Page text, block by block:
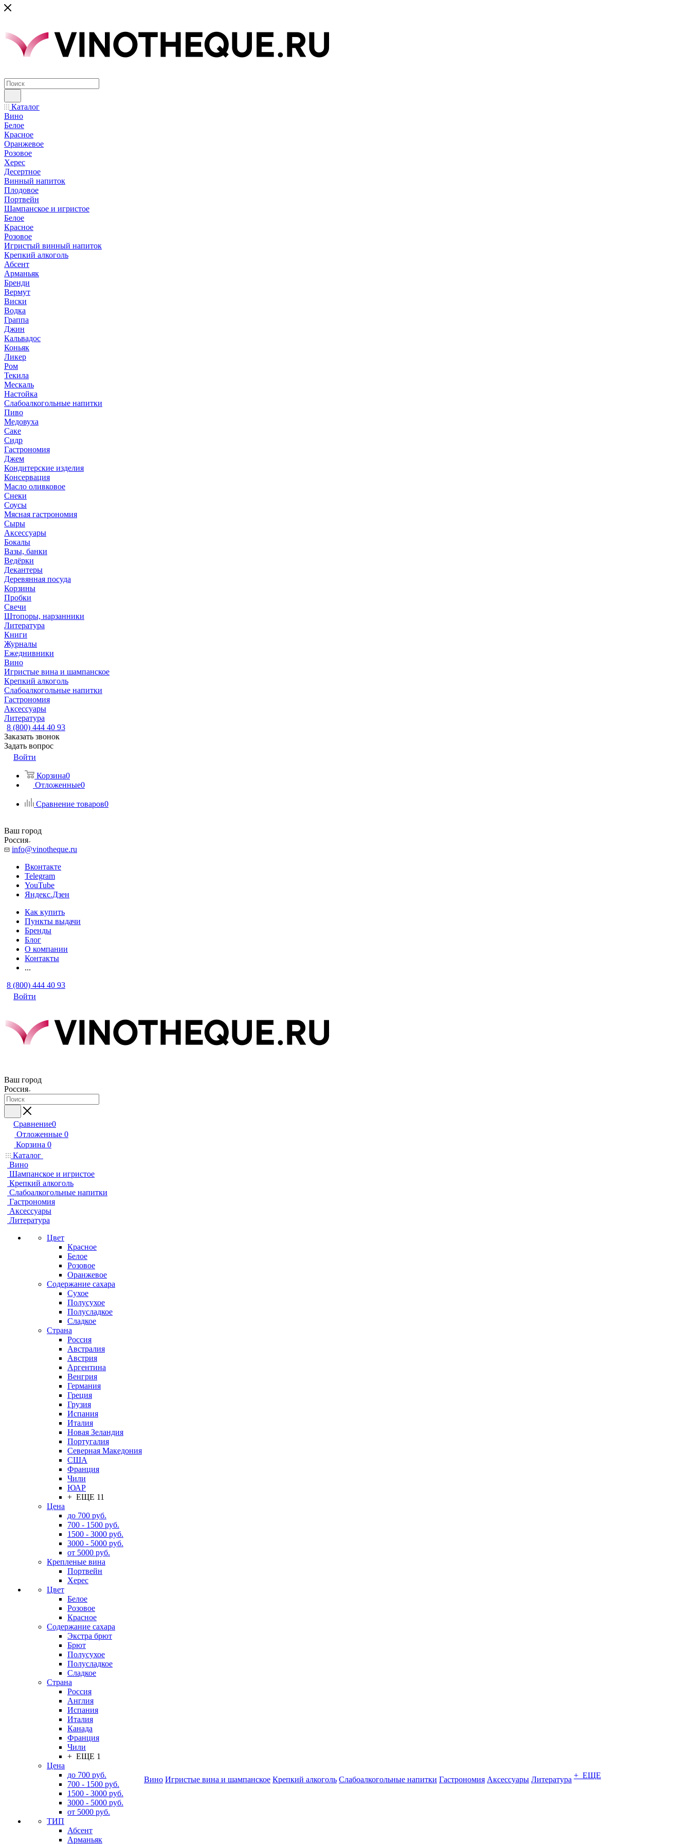
Каталог
Вино
Белое
Красное
Оранжевое
Розовое
Херес
Десертное
Винный напиток
Плодовое
Портвейн
Шампанское и игристое
Белое
Красное
Розовое
Игристый винный напиток
Крепкий алкоголь
Абсент
Арманьяк
Бренди
Вермут
Виски
Водка
Граппа
Джин
Кальвадос
Коньяк
Ликер
Ром
Текила
Мескаль
Настойка
Слабоалкогольные напитки
Пиво
Медовуха
Саке
Сидр
Гастрономия
Джем
Кондитерские изделия
Консервация
Масло оливковое
Снеки
Соусы
Мясная гастрономия
Сыры
Аксессуары
Бокалы
Вазы, банки
Ведёрки
Декантеры
Деревянная посуда
Корзины
Пробки
Свечи
Штопоры, нарзанники
Литература
Книги
Журналы
Ежеднивники
Вино
Игристые вина и шампанское
Крепкий алкоголь
Слабоалкогольные напитки
Гастрономия
Аксессуары
Литература
8 (800) 444 40 93
Заказать звонок
Задать вопрос
Войти
Корзина0
Отложенные0
Сравнение товаров0
Ваш город
Россия
info@vinotheque.ru
Вконтакте
Telegram
YouTube
Яндекс.Дзен
Как купить
Пункты выдачи
Бренды
Блог
О компании
Контакты
...
8 (800) 444 40 93
Войти
Ваш город
Россия
Сравнение0
Отложенные 0
Корзина 0
Каталог
Вино
Шампанское и игристое
Крепкий алкоголь
Слабоалкогольные напитки
Гастрономия
Аксессуары
Литература
Цвет
Красное
Белое
Розовое
Оранжевое
Содержание сахара
Сухое
Полусухое
Полусладкое
Сладкое
Страна
Россия
Австралия
Австрия
Аргентина
Венгрия
Германия
Греция
Грузия
Испания
Италия
Новая Зеландия
Португалия
Северная Македония
США
Франция
Чили
ЮАР
+ ЕЩЕ 11
Цена
до 700 руб.
700 - 1500 руб.
1500 - 3000 руб.
3000 - 5000 руб.
от 5000 руб.
Крепленые вина
Портвейн
Херес
Цвет
Белое
Розовое
Красное
Содержание сахара
Экстра брют
Брют
Полусухое
Полусладкое
Сладкое
Страна
Россия
Англия
Испания
Италия
Канада
Франция
Чили
+ ЕЩЕ 1
Цена
до 700 руб.
700 - 1500 руб.
1500 - 3000 руб.
3000 - 5000 руб.
от 5000 руб.
ТИП
Абсент
Арманьяк
Вино Игристые вина и шампанское Крепкий алкоголь Слабоалкогольные напитки Гастрономия Аксессуары Литература + ЕЩЕ